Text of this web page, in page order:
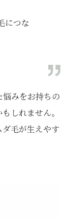
につな
みをお持ちの
しれません。
毛が生えやす